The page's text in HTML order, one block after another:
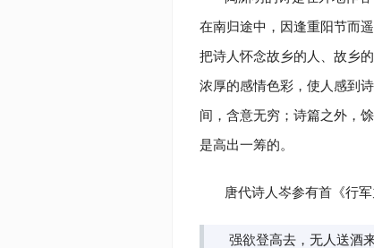
在南归途中，因逢重阳节而
把诗人怀念故乡的人、故乡
浓厚的感情色彩，使人感到
间，含意无穷；诗篇之外，
是高出一筹的。
唐代诗人岑参有首《行
强欲登高去，无人送酒来